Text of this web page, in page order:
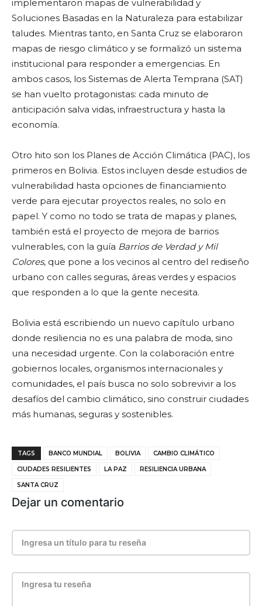
implementaron mapas de vulnerabilidad y
Soluciones Basadas en la Naturaleza para estabilizar
taludes. Mientras tanto, en Santa Cruz se elaboraron
mapas de riesgo climático y se formalizó un sistema
institucional para responder a emergencias. En
ambos casos, los Sistemas de Alerta Temprana (SAT)
se han vuelto protagonistas: cada minuto de
anticipación salva vidas, infraestructura y hasta la
economía.
Otro hito son los Planes de Acción Climática (PAC), los
primeros en Bolivia. Estos incluyen desde estudios de
vulnerabilidad hasta opciones de financiamiento
verde para ejecutar proyectos reales, no solo en
papel. Y como no todo se trata de mapas y planes,
también está el proyecto de mejora de barrios
vulnerables, con la guía Barrios de Verdad y Mil
Colores, que pone a los vecinos al centro del rediseño
urbano con calles seguras, áreas verdes y espacios
que responden a lo que la gente necesita.
Bolivia está escribiendo un nuevo capítulo urbano
donde resiliencia no es una palabra de moda, sino
una necesidad urgente. Con la colaboración entre
gobiernos locales, organismos internacionales y
comunidades, el país busca no solo sobrevivir a los
desafíos del cambio climático, sino construir ciudades
más humanas, seguras y sostenibles.
TAGS BANCO MUNDIAL BOLIVIA CAMBIO CLIMÁTICO
CIUDADES RESILIENTES LA PAZ RESILIENCIA URBANA
SANTA CRUZ
Dejar un comentario